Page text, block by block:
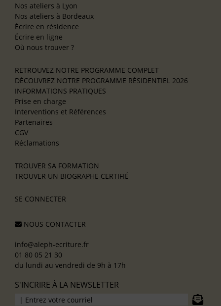
Nos ateliers à Lyon
Nos ateliers à Bordeaux
Écrire en résidence
Écrire en ligne
Où nous trouver ?
RETROUVEZ NOTRE PROGRAMME COMPLET
DÉCOUVREZ NOTRE PROGRAMME RÉSIDENTIEL 2026
INFORMATIONS PRATIQUES
Prise en charge
Interventions et Références
Partenaires
CGV
Réclamations
TROUVER SA FORMATION
TROUVER UN BIOGRAPHE CERTIFIÉ
SE CONNECTER
NOUS CONTACTER
info@aleph-ecriture.fr
01 80 05 21 30
du lundi au vendredi de 9h à 17h
S'INCRIRE À LA NEWSLETTER